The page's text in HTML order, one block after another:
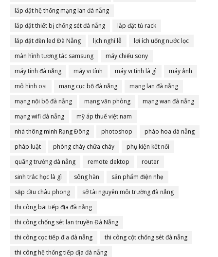
lắp đặt hệ thống mạng lan đà nẵng
lắp đặt thiết bị chống sét đà nẵng
lắp đặt tủ rack
lắp đặt đèn led Đà Nẵng
lịch nghỉ lễ
lợi ích uống nước lọc
màn hình tương tác samsung
máy chiếu sony
máy tính đà nẵng
máy vi tính máy vi tính là gì
máy ảnh
mô hình osi
mạng cục bộ đà nẵng
mạng lan đà nẵng
mạng nội bộ đà nẵng
mạng văn phòng
mạng wan đà nẵng
mạng wifi đà nẵng
mỹ áp thuế việt nam
nhà thông minh Rạng Đông
photoshop
pháo hoa đà nẵng
pháp luật
phòng cháy chữa cháy
phụ kiện kết nối
quãng trường đà nẵng
remote dektop
router
sinh trắc học là gì
sông hàn
sản phẩm điện nhẹ
sập cầu châu phong
sở tài nguyên môi trường đà nẵng
thi công bãi tiếp địa đà nẵng
thi công chống sét lan truyền Đà Nẵng
thi công cọc tiếp địa đà nẵng
thi công cột chống sét đà nẵng
thi công hệ thống tiếp địa đà nẵng